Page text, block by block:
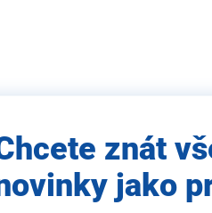
mail
znát
jako